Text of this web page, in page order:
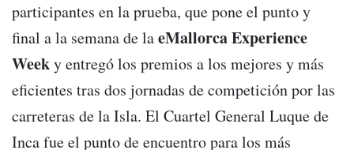
participantes en la prueba, que pone el punto y
final a la semana de laeMallorca Experience
Weeky entregó los premios a los mejores y más
eficientes tras dos jornadas de competición por las
carreteras de la Isla. El Cuartel General Luque de
Inca fue el punto de encuentro para los más